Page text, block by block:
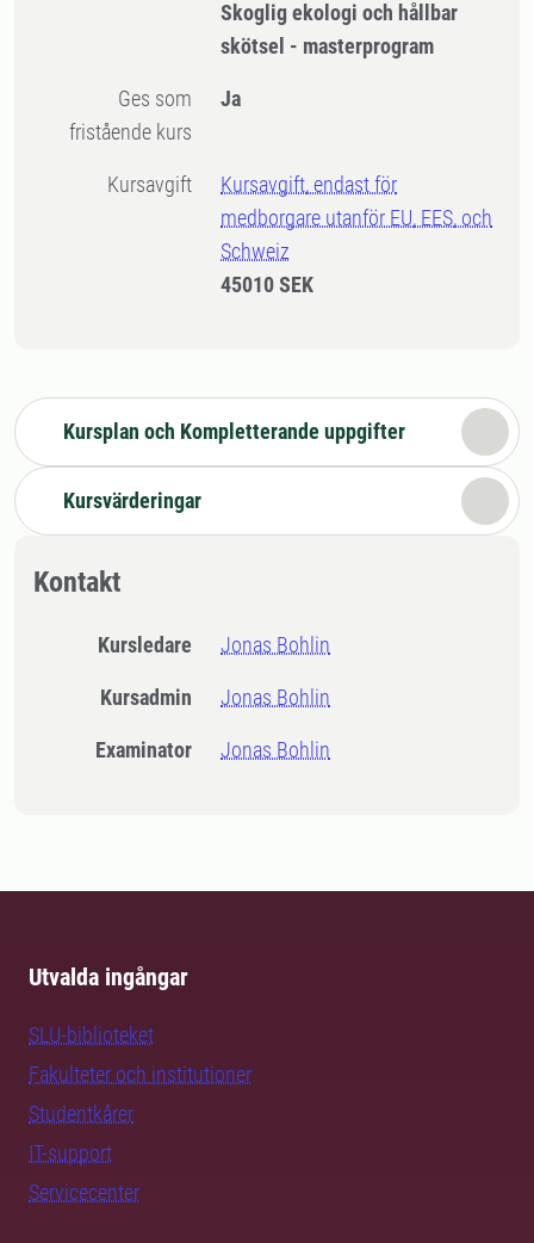
Skoglig ekologi och hållbar
skötsel - masterprogram
Ges som
fristående kurs
Ja
Kursavgift
Kursavgift, endast för
medborgare utanför EU, EES, och
Schweiz
45010 SEK
Kursplan och Kompletterande uppgifter
Kursvärderingar
Kontakt
Kursledare Jonas Bohlin
Kursadmin Jonas Bohlin
Examinator Jonas Bohlin
Utvalda ingångar
SLU-biblioteket
Fakulteter och institutioner
Studentkårer
IT-support
Servicecenter